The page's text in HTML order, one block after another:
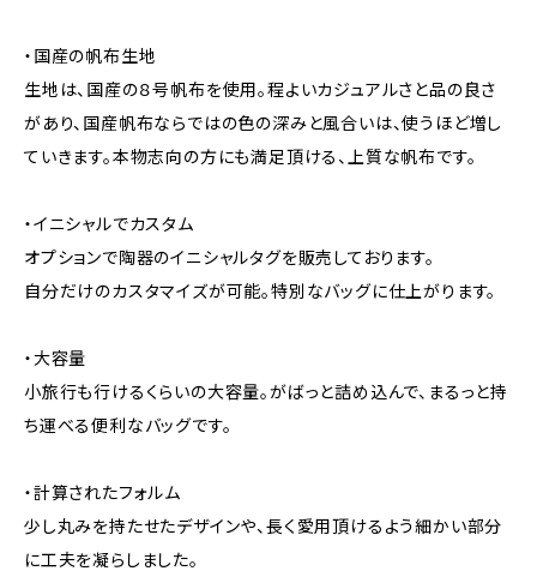
・国産の帆布生地
生地は、国産の８号帆布を使用。程よいカジュアルさと品の良さ
があり、国産帆布ならではの色の深みと風合いは、使うほど増し
ていきます。本物志向の方にも満足頂ける、上質な帆布です。
・イニシャルでカスタム
オプションで陶器のイニシャルタグを販売しております。
自分だけのカスタマイズが可能。特別なバッグに仕上がります。
・大容量
小旅行も行けるくらいの大容量。がばっと詰め込んで、まるっと持
ち運べる便利なバッグです。
・計算されたフォルム
少し丸みを持たせたデザインや、長く愛用頂けるよう細かい部分
に工夫を凝らしました。